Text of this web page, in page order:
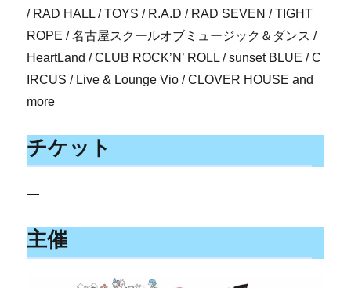
/ RAD HALL / TOYS / R.A.D / RAD SEVEN / TIGHT
ROPE / 名古屋スクールオブミュージック＆ダンス /
HeartLand / CLUB ROCK’N’ ROLL / sunset BLUE / C
IRCUS / Live & Lounge Vio / CLOVER HOUSE and
more
チケット
—
主催